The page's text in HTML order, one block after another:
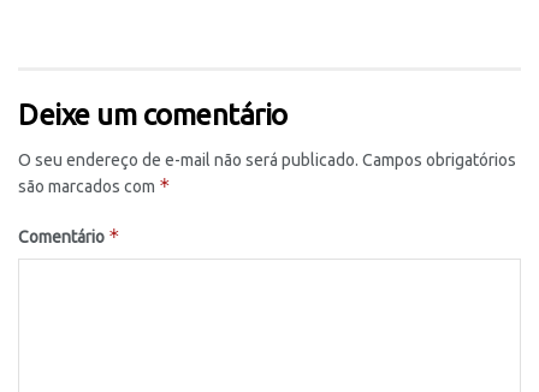
Deixe um comentário
O seu endereço de e-mail não será publicado. Campos obrigatórios
são marcados com *
Comentário *